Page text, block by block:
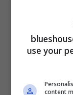
non hanno
Ci riuscì
vero
use your
content